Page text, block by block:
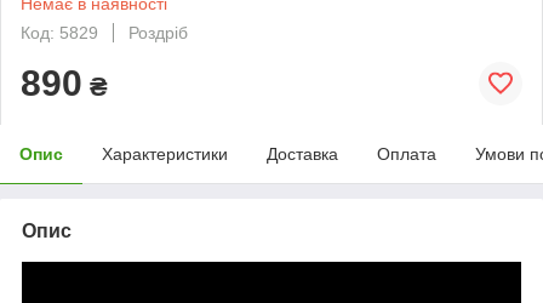
Код: 5829
Роздріб
890 ₴
Опис Характеристики Доставка Оплата Умови
Опис